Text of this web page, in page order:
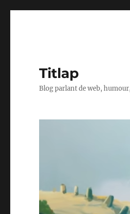
Titlap
Blog parlant de web,